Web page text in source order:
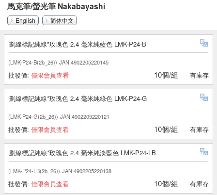
馬克筆/螢光筆 Nakabayashi
English 简体中文
劃線標記純線*玫瑰色 2.4 毫米純藍色 LMK-P24-B
(LMK-P24-B(2b_26)) JAN:4902205220145
批發價: 僅限會員查看 10個/組 有庫存
劃線標記純線*玫瑰色 2.4 毫米純綠色 LMK-P24-G
(LMK-P24-G(2b_26)) JAN:4902205220121
批發價: 僅限會員查看 10個/組 有庫存
劃線標記純線*玫瑰色 2.4 毫米純淡藍色 LMK-P24-LB
(LMK-P24-LB(2b_26)) JAN:4902205220138
批發價: 僅限會員查看 10個/組 有庫存